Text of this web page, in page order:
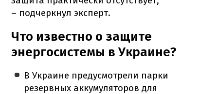
– подчеркнул эксперт.
Что известно о защите
энергосистемы в Украине?
В Украине предусмотрели парки
резервных аккумуляторов для